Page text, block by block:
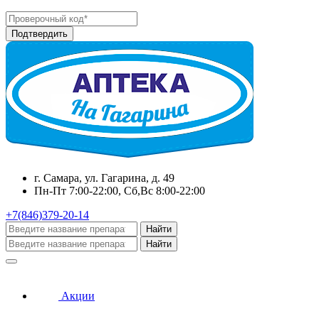
г. Самара, ул. Гагарина, д. 49
Пн-Пт 7:00-22:00, Сб,Вс 8:00-22:00
+7(846)379-20-14
Найти
Найти
Акции